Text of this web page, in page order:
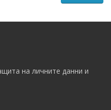
на личните данни и